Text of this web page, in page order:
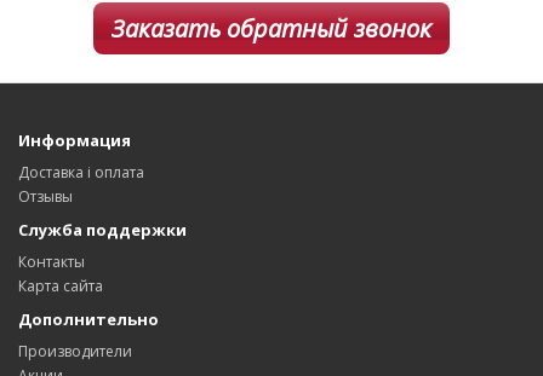
Заказать обратный звонок
Информация
Доставка і оплата
Отзывы
Служба поддержки
Контакты
Карта сайта
Дополнительно
Производители